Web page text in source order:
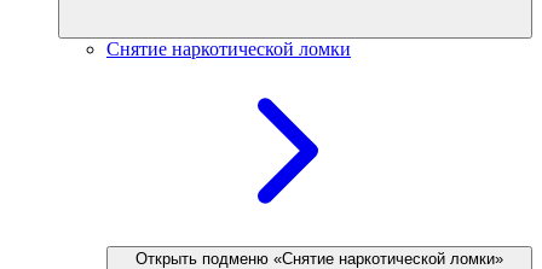
Снятие наркотической ломки
Открыть подменю «Снятие наркотической ломки»